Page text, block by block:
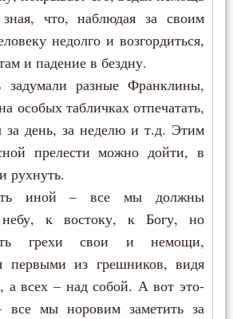
зная, что, наблюдая за своим
недолго и возгордиться,
и падение в бездну.
разные Франклины,
особых табличках отпечатать,
день, за неделю и т.д. Этим
прелести можно дойти, в
рухнуть.
иной – все мы должны
небу, к востоку, к Богу, но
грехи свои и немощи,
первыми из грешников, видя
а всех – над собой. А вот это-
мы норовим заметить за